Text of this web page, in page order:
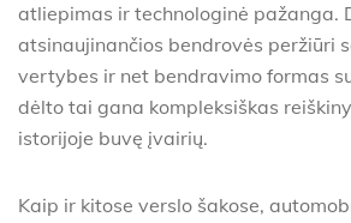
atliepimas ir technologinė pažanga.
atsinaujinančios bendrovės peržiūri
vertybes ir net bendravimo formas
dėlto tai gana kompleksiškas
istorijoje buvę įvairių.
Kaip ir kitose verslo šakose,